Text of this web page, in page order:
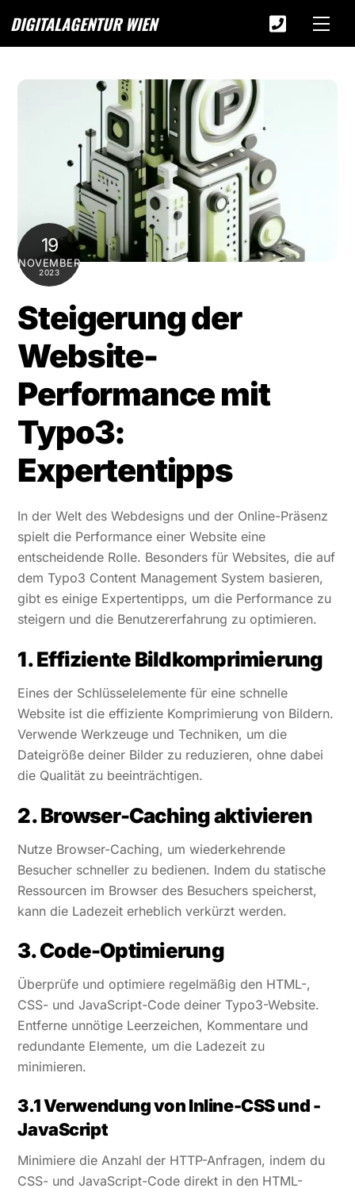
content
DIGITALAGENTUR WIEN
Icon
label
19
NOVEMBER
2023
Steigerung der
Website-
Performance mit
Typo3:
Expertentipps
In der Welt des Webdesigns und der Online-Präsenz
spielt die Performance einer Website eine
entscheidende Rolle. Besonders für Websites, die auf
dem Typo3 Content Management System basieren,
gibt es einige Expertentipps, um die Performance zu
steigern und die Benutzererfahrung zu optimieren.
1. Effiziente Bildkomprimierung
Eines der Schlüsselelemente für eine schnelle
Website ist die effiziente Komprimierung von Bildern.
Verwende Werkzeuge und Techniken, um die
Dateigröße deiner Bilder zu reduzieren, ohne dabei
die Qualität zu beeinträchtigen.
2. Browser-Caching aktivieren
Nutze Browser-Caching, um wiederkehrende
Besucher schneller zu bedienen. Indem du statische
Ressourcen im Browser des Besuchers speicherst,
kann die Ladezeit erheblich verkürzt werden.
3. Code-Optimierung
Überprüfe und optimiere regelmäßig den HTML-,
CSS- und JavaScript-Code deiner Typo3-Website.
Entferne unnötige Leerzeichen, Kommentare und
redundante Elemente, um die Ladezeit zu
minimieren.
3.1 Verwendung von Inline-CSS und -
JavaScript
Minimiere die Anzahl der HTTP-Anfragen, indem du
CSS- und JavaScript-Code direkt in den HTML-